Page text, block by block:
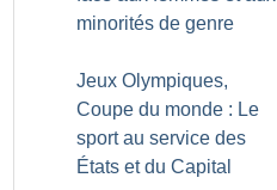
minorités de genre
Jeux Olympiques,
Coupe du monde : Le
sport au service des
États et du Capital